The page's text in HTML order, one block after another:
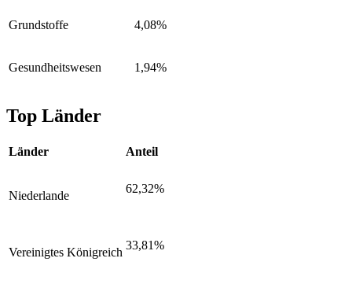
Grundstoffe 4,08%
Gesundheitswesen 1,94%
Top Länder
Länder Anteil
Niederlande
62,32%
Vereinigtes Königreich
33,81%